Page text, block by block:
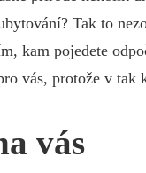
Tak to
kam pojedete
vás, protože v
vás